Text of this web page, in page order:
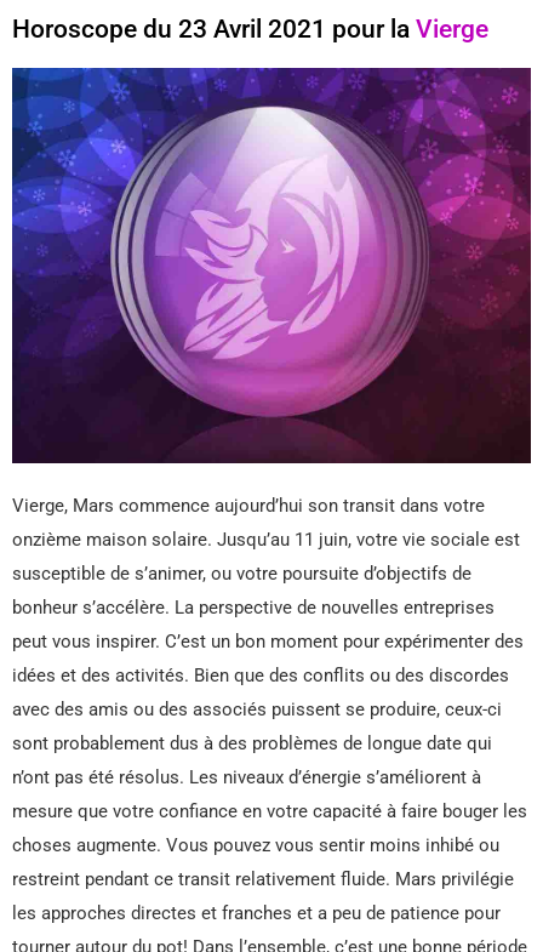
Horoscope du 23 Avril 2021 pour la Vierge
Vierge, Mars commence aujourd’hui son transit dans votre
onzième maison solaire. Jusqu’au 11 juin, votre vie sociale est
susceptible de s’animer, ou votre poursuite d’objectifs de
bonheur s’accélère. La perspective de nouvelles entreprises
peut vous inspirer. C’est un bon moment pour expérimenter des
idées et des activités. Bien que des conflits ou des discordes
avec des amis ou des associés puissent se produire, ceux-ci
sont probablement dus à des problèmes de longue date qui
n’ont pas été résolus. Les niveaux d’énergie s’améliorent à
mesure que votre confiance en votre capacité à faire bouger les
choses augmente. Vous pouvez vous sentir moins inhibé ou
restreint pendant ce transit relativement fluide. Mars privilégie
les approches directes et franches et a peu de patience pour
tourner autour du pot! Dans l’ensemble, c’est une bonne période